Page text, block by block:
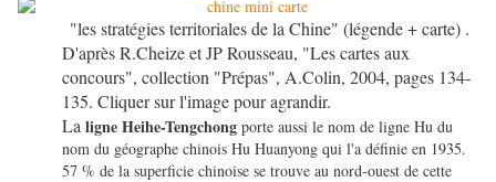
"les stratégies territoriales de la Chine" (légende + carte) .
D'après R.Cheize et JP Rousseau, "Les cartes aux
concours", collection "Prépas", A.Colin, 2004, pages 134-
135. Cliquer sur l'image pour agrandir.
La ligne Heihe-Tengchong porte aussi le nom de ligne Hu du
nom du géographe chinois Hu Huanyong qui l'a définie en 1935.
57 % de la superficie chinoise se trouve au nord-ouest de cette